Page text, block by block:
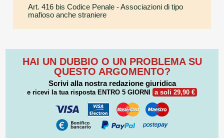
Art. 416 bis Codice Penale - Associazioni di tipo
mafioso anche straniere
HAI UN DUBBIO O UN PROBLEMA SU
QUESTO ARGOMENTO?
Scrivi alla nostra redazione giuridica
e ricevi la tua risposta ENTRO 5 GIORNI a soli 29,90 €